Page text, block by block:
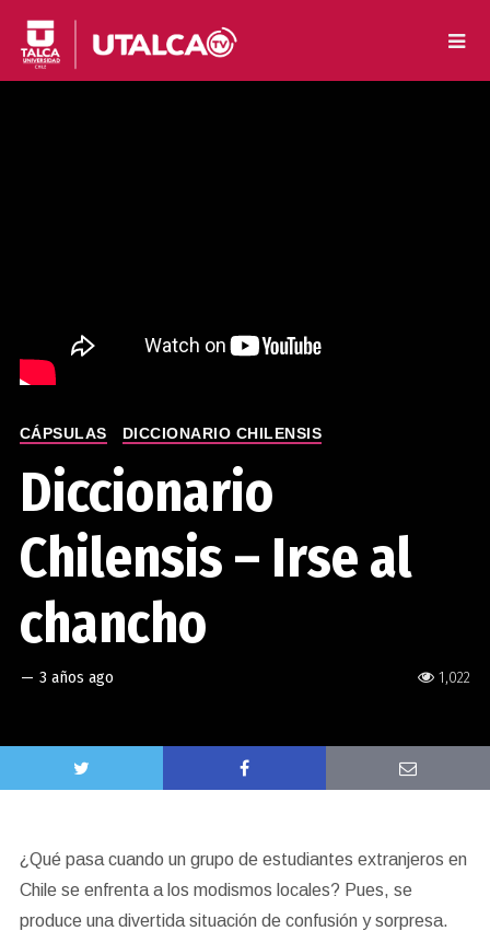
1,022
CÁPSULAS DICCIONARIO CHILENSIS
Diccionario
Chilensis – Irse al
chancho
— 3 años ago
¿Qué pasa cuando un grupo de estudiantes extranjeros en
Chile se enfrenta a los modismos locales? Pues, se
produce una divertida situación de confusión y sorpresa.